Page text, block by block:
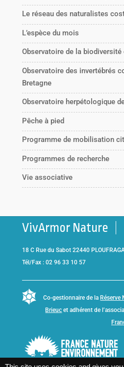
Le réseau des naturalistes
L’espèce du mois
Observatoire de la
Observatoire des invertébrés
Bretagne
Observatoire herpétologique
Pêche à pied
Programme de mobilisation
Programmes de recherche
Vie associative
VivArmor Nature
18 C Rue du Sabot 22440
Tél/Fax : 02 96 33 10 57
Co-gestionnaire de la Réserve
Brieuc et adhérent de